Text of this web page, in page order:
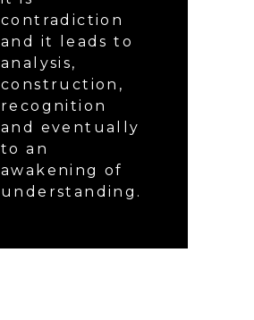
contradiction
and it leads to
analysis,
construction,
recognition
and eventually
to an
awakening of
understanding.